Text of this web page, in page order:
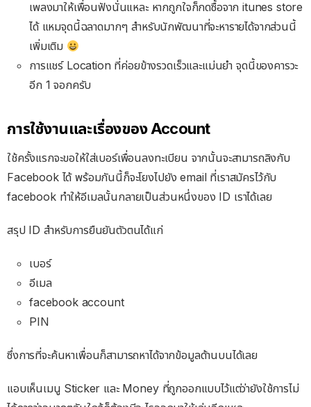
เพลงมาให้เพื่อนฟังนั่นแหละ หากถูกใจก็กดซื้อจาก itunes store
ได้ แหมจุดนี้ฉลาดมากๆ สำหรับนักพัฒนาที่จะหารายได้จากส่วนนี้
เพิ่มเติม
การแชร์ Location ที่ค่อยข้างรวดเร็วและแม่นยำ จุดนี้ของคารวะ
อีก 1 จอกครับ
การใช้งานและเรื่องของ Account
ใช้ครั้งแรกจะขอให้ใส่เบอร์เพื่อนลงทะเบียน จากนั้นจะสามารถลิงกับ
Facebook ได้ พร้อมกันนี้ก็จะโยงไปยัง email ที่เราสมัครไว้กับ
facebook ทำให้อีเมลนั้นกลายเป็นส่วนหนึ่งของ ID เราได้เลย
สรุป ID สำหรับการยืนยันตัวตนได้แก่
เบอร์
อีเมล
facebook account
PIN
ซึ่งการที่จะค้นหาเพื่อนก็สามารถหาได้จากข้อมูลด้านบนได้เลย
แอบเห็นเมนู Sticker และ Money ที่ถูกออกแบบไว้แต่ว่ายังใช้การไม่